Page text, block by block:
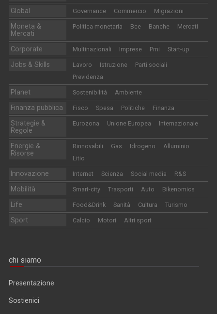
Global Governance Commercio Migrazioni
Moneta &
Mercati
Politica monetaria Bce Banche Mercati
Corporate Multinazionali Imprese Pmi Start-up
Jobs & Skills Lavoro Istruzione
Parti sociali
Previdenza
Planet Sostenibilità Ambiente
Finanza pubblica Fisco Spesa Politiche Finanza
Strategie &
Regole
Eurozona Unione Europea Internazionale
Energie &
Risorse
Rinnovabili Gas Idrogeno
Alluminio
Litio
Innovazione Internet Scienza Social media R&S
Mobilità Smart-city Trasporti Auto Bikenomics
Life Food&Drink Sanità Cultura Turismo
Sport Calcio Motori Altri sport
chi siamo
Presentazione
Sostienici